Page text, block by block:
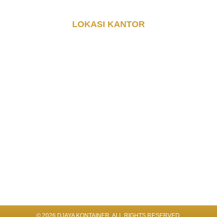
LOKASI KANTOR
© 2026 DJAYA KONTAINER. ALL RIGHTS RESERVED​.